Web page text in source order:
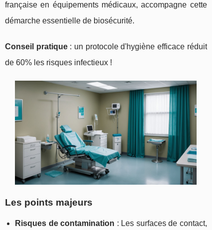
française en équipements médicaux, accompagne cette
démarche essentielle de biosécurité.
Conseil pratique: un protocole d'hygiène efficace réduit
de 60% les risques infectieux !
Les points majeurs
Risques de contamination : Les surfaces de contact,